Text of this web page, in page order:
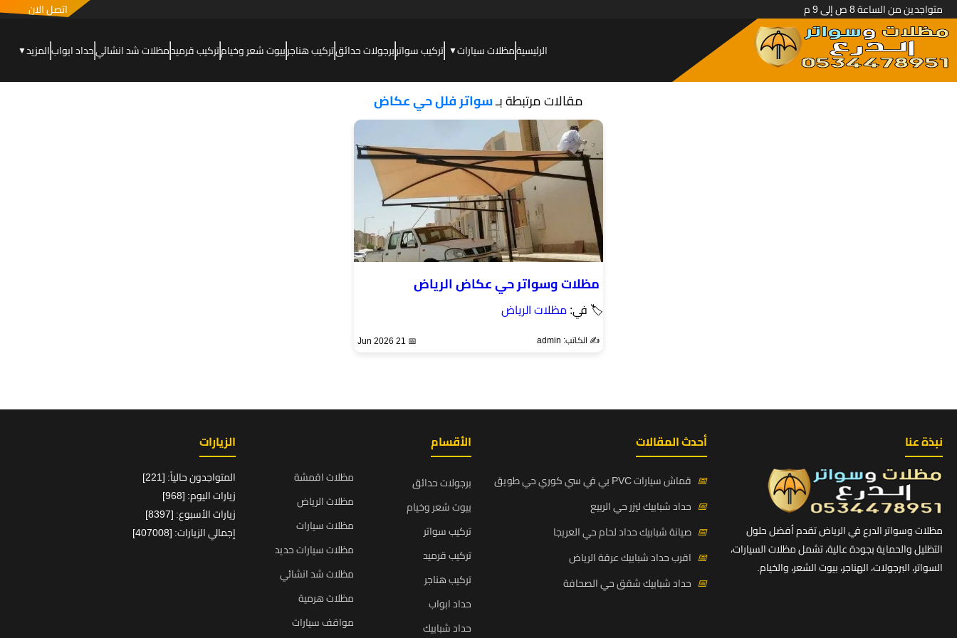
متواجدين من الساعة 8 ص إلى 9 م اتصل الان
الرئيسيةمظلات سيارات▼ تركيب سواتربرجولات حدائقتركيب هناجربيوت شعر وخيامتركيب قرميدمظلات شد انشائيحداد ابوابالمزيد▼
مقالات مرتبطة بـسواتر فلل حي عكاض
مظلات وسواتر حي عكاض الرياض
🏷 في: مظلات الرياض
✍️ الكاتب: admin 📅 21 Jun 2026
نبذة عنا
مظلات وسواتر الدرع في الرياض تقدم أفضل حلول
التظليل والحماية بجودة عالية، تشمل مظلات السيارات،
السواتر، البرجولات، الهناجر، بيوت الشعر، والخيام.
أحدث المقالات
📅 قماش سيارات PVC بي في سي كوري حي طويق
📅 حداد شبابيك ليزر حي الربيع
📅 صيانة شبابيك حداد لحام حي العريجا
📅 اقرب حداد شبابيك عرقة الرياض
📅 حداد شبابيك شقق حي الصحافة
الأقسام
برجولات حدائق
بيوت شعر وخيام
تركيب سواتر
تركيب قرميد
تركيب هناجر
حداد ابواب
حداد شبابيك
مظلات اقمشة
مظلات الرياض
مظلات سيارات
مظلات سيارات حديد
مظلات شد انشائي
مظلات هرمية
مواقف سيارات
الزيارات
المتواجدون حالياً: [221]
زيارات اليوم: [968]
زيارات الأسبوع: [8397]
إجمالي الزيارات: [407008]